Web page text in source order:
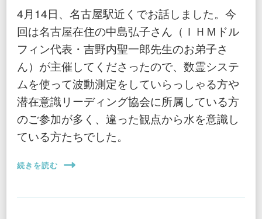
4月14日、名古屋駅近くでお話しました。今
回は名古屋在住の中島弘子さん（ＩＨＭドル
フィン代表・吉野内聖一郎先生のお弟子さ
ん）が主催してくださったので、数霊システ
ムを使って波動測定をしていらっしゃる方や
潜在意識リーディング協会に所属している方
のご参加が多く、違った観点から水を意識し
ている方たちでした。
続きを読む